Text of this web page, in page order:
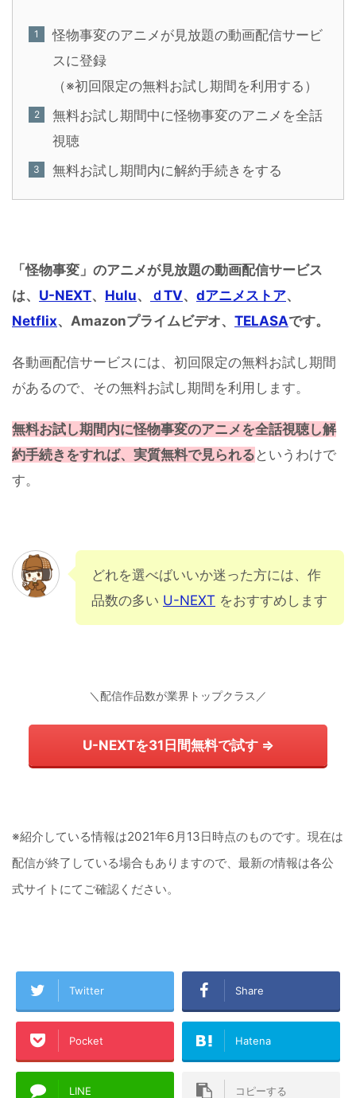
怪物事変のアニメが見放題の動画配信サービ
スに登録
（※初回限定の無料お試し期間を利用する）
無料お試し期間中に怪物事変のアニメを全話
視聴
無料お試し期間内に解約手続きをする
「怪物事変」のアニメが見放題の動画配信サービス
は、 U-NEXT、 Hulu、 ｄTV、 dアニメストア、
Netflix、Amazonプライムビデオ、 TELASAです。
各動画配信サービスには、初回限定の無料お試し期間
があるので、その無料お試し期間を利用します。
無料お試し期間内に怪物事変のアニメを全話視聴し解
約手続きをすれば、実質無料で見られる というわけで
す。
どれを選べばいいか迷った方には、作
品数の多い U-NEXT をおすすめします
＼配信作品数が業界トップクラス／
U-NEXTを31日間無料で試す ⇒
※紹介している情報は2021年6月13日時点のものです。現在は
配信が終了している場合もありますので、最新の情報は各公
式サイトにてご確認ください。
Twitter Share
Pocket Hatena
LINE コピーする